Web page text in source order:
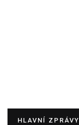
HLAVNÍ ZPRÁVY